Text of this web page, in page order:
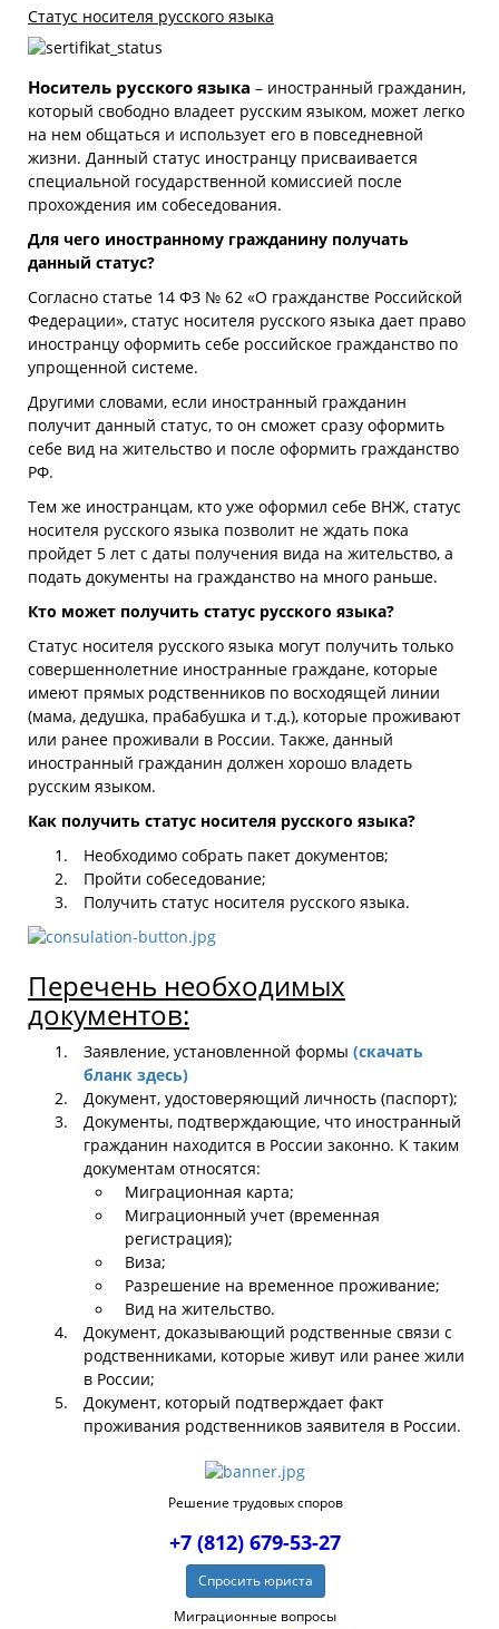
Статус носителя русского языка
Носитель русского языка – иностранный гражданин,
который свободно владеет русским языком, может легко
на нем общаться и использует его в повседневной
жизни. Данный статус иностранцу присваивается
специальной государственной комиссией после
прохождения им собеседования.
Для чего иностранному гражданину получать
данный статус?
Согласно статье 14 ФЗ № 62 «О гражданстве Российской
Федерации», статус носителя русского языка дает право
иностранцу оформить себе российское гражданство по
упрощенной системе.
Другими словами, если иностранный гражданин
получит данный статус, то он сможет сразу оформить
себе вид на жительство и после оформить гражданство
РФ.
Тем же иностранцам, кто уже оформил себе ВНЖ, статус
носителя русского языка позволит не ждать пока
пройдет 5 лет с даты получения вида на жительство, а
подать документы на гражданство на много раньше.
Кто может получить статус русского языка?
Статус носителя русского языка могут получить только
совершеннолетние иностранные граждане, которые
имеют прямых родственников по восходящей линии
(мама, дедушка, прабабушка и т.д.), которые проживают
или ранее проживали в России. Также, данный
иностранный гражданин должен хорошо владеть
русским языком.
Как получить статус носителя русского языка?
Необходимо собрать пакет документов;
Пройти собеседование;
Получить статус носителя русского языка.
Перечень необходимых
документов:
Заявление, установленной формы (скачать
бланк здесь)
Документ, удостоверяющий личность (паспорт);
Документы, подтверждающие, что иностранный
гражданин находится в России законно. К таким
документам относятся:
Миграционная карта;
Миграционный учет (временная
регистрация);
Виза;
Разрешение на временное проживание;
Вид на жительство.
Документ, доказывающий родственные связи с
родственниками, которые живут или ранее жили
в России;
Документ, который подтверждает факт
проживания родственников заявителя в России.
Решение трудовых споров
+7 (812) 679-53-27
Спросить юриста
Миграционные вопросы